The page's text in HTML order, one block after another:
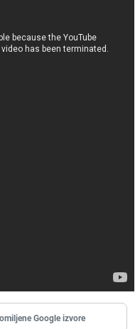
Google izvore